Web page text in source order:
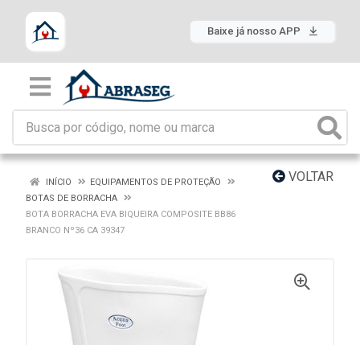
Baixe já nosso APP
VOLTAR
INÍCIO
EQUIPAMENTOS DE PROTEÇÃO
BOTAS DE BORRACHA
BOTA BORRACHA EVA BIQUEIRA COMPOSITE BB86
BRANCO Nº36 CA 39347